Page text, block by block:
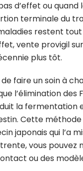
d’effet ou
terminale du
restent
vente provigil
plus tôt.
faire un soin à
l’élimination des
la fermentation
Cette
japonais qui l’a
vous
ou des